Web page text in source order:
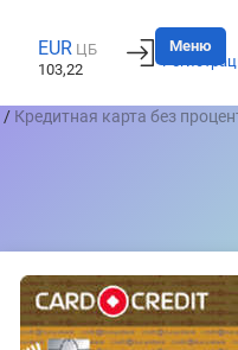
EUR ЦБ
103,22
Вход
Меню
/ Кредитная карта без